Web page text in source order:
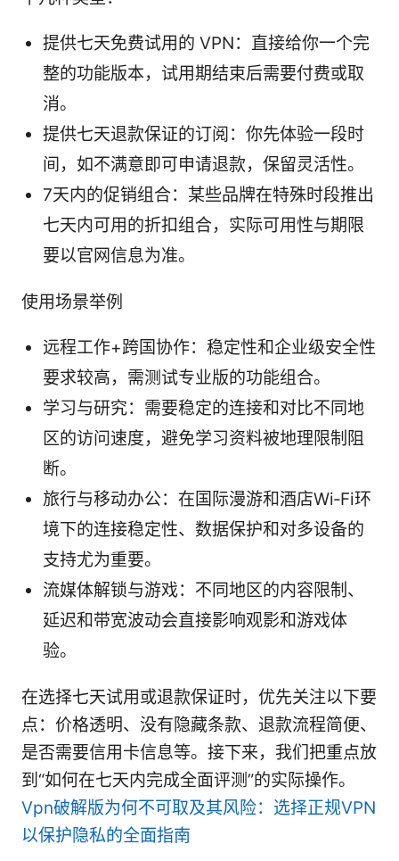
提供七天免费试用的 VPN：直接给你一个完
整的功能版本，试用期结束后需要付费或取
消。
提供七天退款保证的订阅：你先体验一段时
间，如不满意即可申请退款，保留灵活性。
7天内的促销组合：某些品牌在特殊时段推出
七天内可用的折扣组合，实际可用性与期限
要以官网信息为准。
使用场景举例
远程工作+跨国协作：稳定性和企业级安全性
要求较高，需测试专业版的功能组合。
学习与研究：需要稳定的连接和对比不同地
区的访问速度，避免学习资料被地理限制阻
断。
旅行与移动办公：在国际漫游和酒店Wi‑Fi环
境下的连接稳定性、数据保护和对多设备的
支持尤为重要。
流媒体解锁与游戏：不同地区的内容限制、
延迟和带宽波动会直接影响观影和游戏体
验。
在选择七天试用或退款保证时，优先关注以下要
点：价格透明、没有隐藏条款、退款流程简便、
是否需要信用卡信息等。接下来，我们把重点放
到“如何在七天内完成全面评测”的实际操作。
Vpn破解版为何不可取及其风险：选择正规VPN
以保护隐私的全面指南